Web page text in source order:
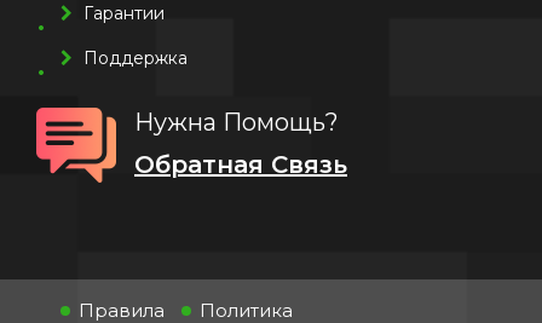
Гарантии
Поддержка
Нужна Помощь?
Обратная Связь
Правила
Политика